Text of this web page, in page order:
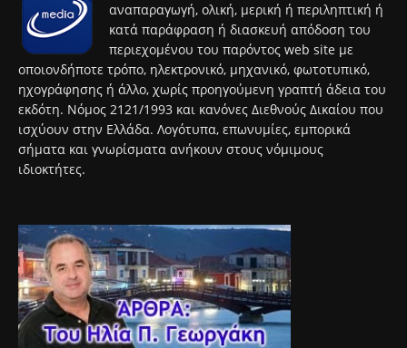
αναπαραγωγή, ολική, μερική ή περιληπτική ή
κατά παράφραση ή διασκευή απόδοση του
περιεχομένου του παρόντος web site με
οποιονδήποτε τρόπο, ηλεκτρονικό, μηχανικό, φωτοτυπικό,
ηχογράφησης ή άλλο, χωρίς προηγούμενη γραπτή άδεια του
εκδότη. Νόμος 2121/1993 και κανόνες Διεθνούς Δικαίου που
ισχύουν στην Ελλάδα. Λογότυπα, επωνυμίες, εμπορικά
σήματα και γνωρίσματα ανήκουν στους νόμιμους
ιδιοκτήτες.